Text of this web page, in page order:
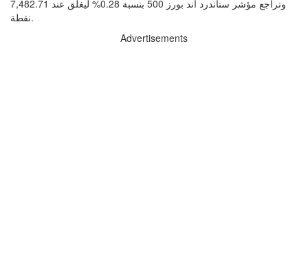
وتراجع مؤشر ستاندرد آند بورز 500 بنسبة 0.28% ليغلق عند 7,482.71
نقطة.
Advertisements